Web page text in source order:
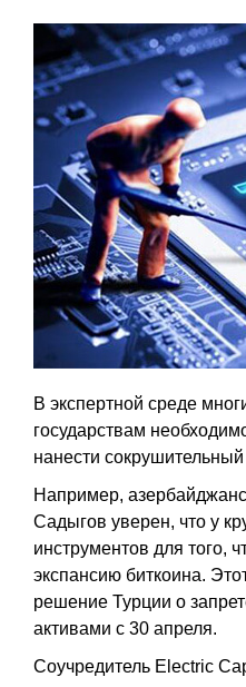
В экспертной среде
государствам
нанести
Например,
Садыгов уверен, что у
инструментов для того,
экспансию биткоина.
решение Турции о
активами с 30 апреля.
Соучредитель Electric